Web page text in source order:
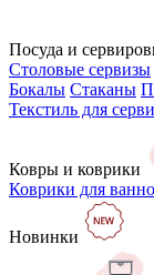
Посуда и
Столовые сервизы
Бокалы Стаканы
Текстиль для
Ковры и коврики
Коврики для
Новинки